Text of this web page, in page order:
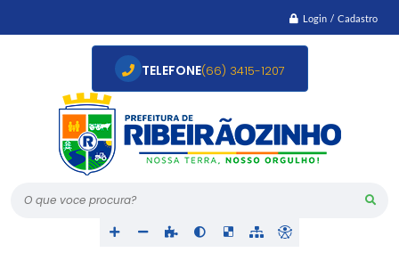
Login / Cadastro
O que voce procura?
TELEFONE(66) 3415-1207